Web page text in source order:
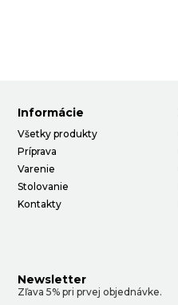
Informácie
Všetky produkty
Príprava
Varenie
Stolovanie
Kontakty
Newsletter
Zľava 5% pri prvej objednávke.